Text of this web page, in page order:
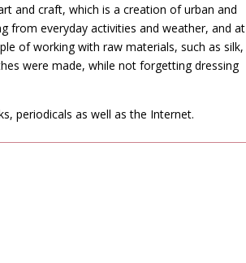
and craft, which is a creation of urban and
from everyday activities and weather, and at
of working with raw materials, such as silk,
were made, while not forgetting dressing
periodicals as well as the Internet.